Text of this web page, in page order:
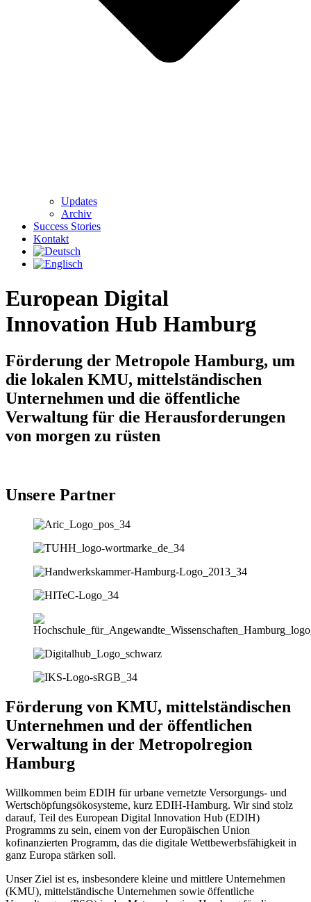
Updates
Archiv
Success Stories
Kontakt
European Digital
Innovation Hub Hamburg
Förderung der Metropole Hamburg, um
die lokalen KMU, mittelständischen
Unternehmen und die öffentliche
Verwaltung für die Herausforderungen
von morgen zu rüsten
Unsere Partner
Förderung von KMU, mittelständischen
Unternehmen und der öffentlichen
Verwaltung in der Metropolregion
Hamburg
Willkommen beim EDIH für urbane vernetzte Versorgungs- und
Wertschöpfungsökosysteme, kurz EDIH-Hamburg. Wir sind stolz
darauf, Teil des European Digital Innovation Hub (EDIH)
Programms zu sein, einem von der Europäischen Union
kofinanzierten Programm, das die digitale Wettbewerbsfähigkeit in
ganz Europa stärken soll.
Unser Ziel ist es, insbesondere kleine und mittlere Unternehmen
(KMU), mittelständische Unternehmen sowie öffentliche